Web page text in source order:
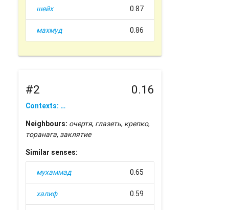
шейх 0.87
махмуд 0.86
#2 0.16
Contexts: …
Neighbours: очертя, глазеть, крепко,
торанага, заклятие
Similar senses:
мухаммад 0.65
халиф 0.59